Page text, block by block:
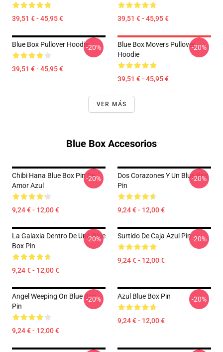
39,51 € - 45,95 € 39,51 € - 45,95 €
Blue Box Pullover Hoodie
39,51 € - 45,95 €
-20%
Blue Box Movers Pullover
Hoodie
39,51 € - 45,95 €
-20%
VER MÁS
Blue Box Accesorios
Chibi Hana Blue Box Pin De
Amor Azul
9,24 € - 12,00 €
-20%
Dos Corazones Y Un Blue Box
Pin
9,24 € - 12,00 €
-20%
La Galaxia Dentro De Una Blue
Box Pin
9,24 € - 12,00 €
-20% Surtido De Caja Azul Pin
9,24 € - 12,00 €
-20%
Angel Weeping On Blue Box
Pin
9,24 € - 12,00 €
-20% Azul Blue Box Pin
9,24 € - 12,00 €
-20%